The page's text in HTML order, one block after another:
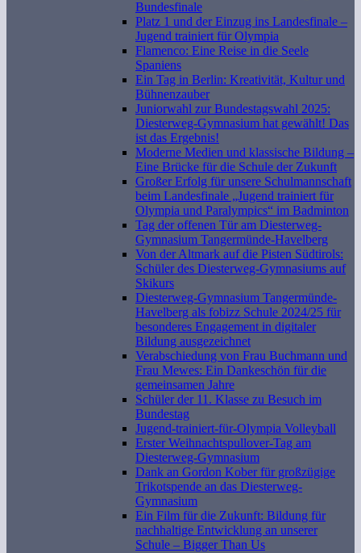
Bundesfinale
Platz 1 und der Einzug ins Landesfinale –
Jugend trainiert für Olympia
Flamenco: Eine Reise in die Seele
Spaniens
Ein Tag in Berlin: Kreativität, Kultur und
Bühnenzauber
Juniorwahl zur Bundestagswahl 2025:
Diesterweg-Gymnasium hat gewählt! Das
ist das Ergebnis!
Moderne Medien und klassische Bildung –
Eine Brücke für die Schule der Zukunft
Großer Erfolg für unsere Schulmannschaft
beim Landesfinale „Jugend trainiert für
Olympia und Paralympics“ im Badminton
Tag der offenen Tür am Diesterweg-
Gymnasium Tangermünde-Havelberg
Von der Altmark auf die Pisten Südtirols:
Schüler des Diesterweg-Gymnasiums auf
Skikurs
Diesterweg-Gymnasium Tangermünde-
Havelberg als fobizz Schule 2024/25 für
besonderes Engagement in digitaler
Bildung ausgezeichnet
Verabschiedung von Frau Buchmann und
Frau Mewes: Ein Dankeschön für die
gemeinsamen Jahre
Schüler der 11. Klasse zu Besuch im
Bundestag
Jugend-trainiert-für-Olympia Volleyball
Erster Weihnachtspullover-Tag am
Diesterweg-Gymnasium
Dank an Gordon Kober für großzügige
Trikotspende an das Diesterweg-
Gymnasium
Ein Film für die Zukunft: Bildung für
nachhaltige Entwicklung an unserer
Schule – Bigger Than Us